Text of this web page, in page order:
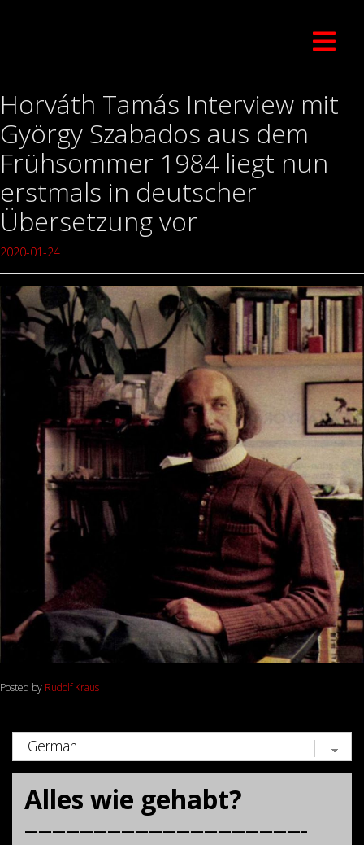
Horváth Tamás Interview mit
György Szabados aus dem
Frühsommer 1984 liegt nun
erstmals in deutscher
Übersetzung vor
2020-01-24
Posted by Rudolf Kraus
Alles wie gehabt?
————————————————————–